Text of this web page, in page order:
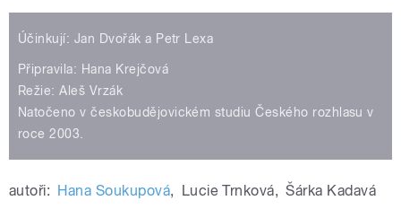
Účinkují: Jan Dvořák a Petr Lexa
Připravila: Hana Krejčová
Režie: Aleš Vrzák
Natočeno v českobudějovickém studiu Českého rozhlasu v
roce 2003.
autoři: Hana Soukupová, Lucie Trnková, Šárka Kadavá